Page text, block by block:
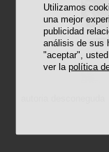
Utilizamos
una mejor
publicidad
análisis de sus
"aceptar",
ver lapolítica